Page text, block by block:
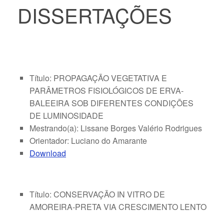
DISSERTAÇÕES
Título: PROPAGAÇÃO VEGETATIVA E
PARÂMETROS FISIOLÓGICOS DE ERVA-
BALEEIRA SOB DIFERENTES CONDIÇÕES
DE LUMINOSIDADE
Mestrando(a): Lissane Borges Valério Rodrigues
Orientador: Luciano do Amarante
Download
Título: CONSERVAÇÃO IN VITRO DE
AMOREIRA-PRETA VIA CRESCIMENTO LENTO